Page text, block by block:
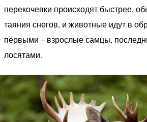
перекочевки происходят быстрее,
таяния снегов, и животные идут в
первыми – взрослые самцы,
лосятами.